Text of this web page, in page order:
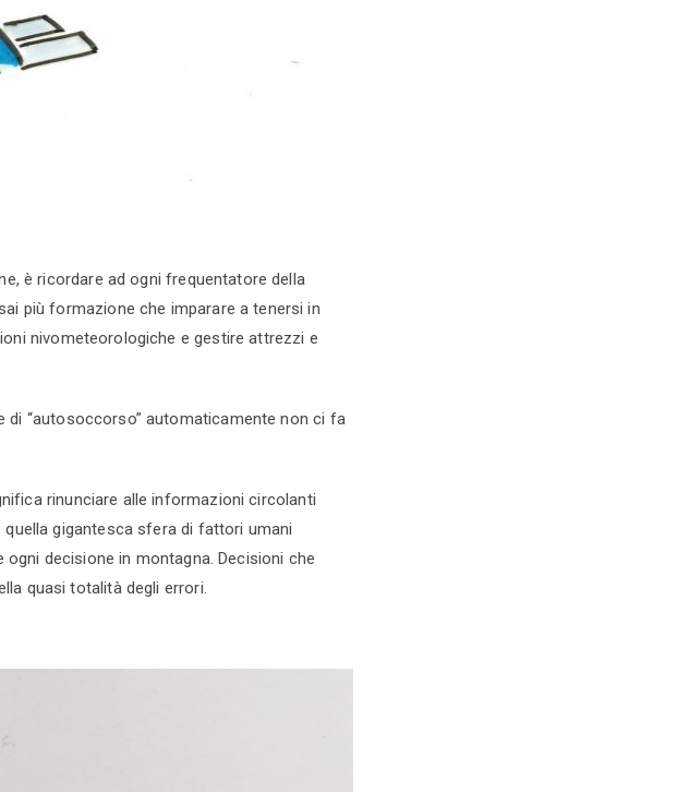
è ricordare ad ogni frequentatore della
più formazione che imparare a tenersi in
nivometeorologiche e gestire attrezzi e
di “autosoccorso” automaticamente non ci fa
rinunciare alle informazioni circolanti
gigantesca sfera di fattori umani
decisione in montagna. Decisioni che
quasi totalità degli errori.